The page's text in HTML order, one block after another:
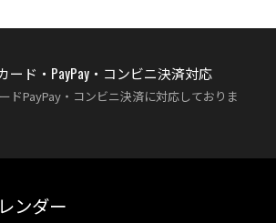
ード・PayPay・コンビニ決済対応
ドPayPay・コンビニ決済に対応しておりま
ンダー